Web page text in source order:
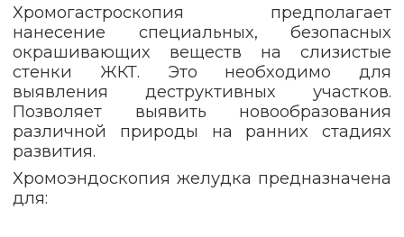
Хромогастроскопия предполагает
нанесение специальных, безопасных
окрашивающих веществ на слизистые
стенки ЖКТ. Это необходимо для
выявления деструктивных участков.
Позволяет выявить новообразования
различной природы на ранних стадиях
развития.
Хромоэндоскопия желудка предназначена
для: